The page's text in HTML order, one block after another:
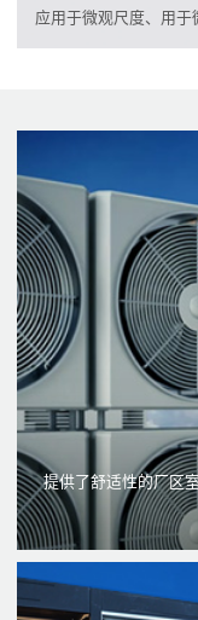
应用于微观尺度、用
提供了舒适性的厂区